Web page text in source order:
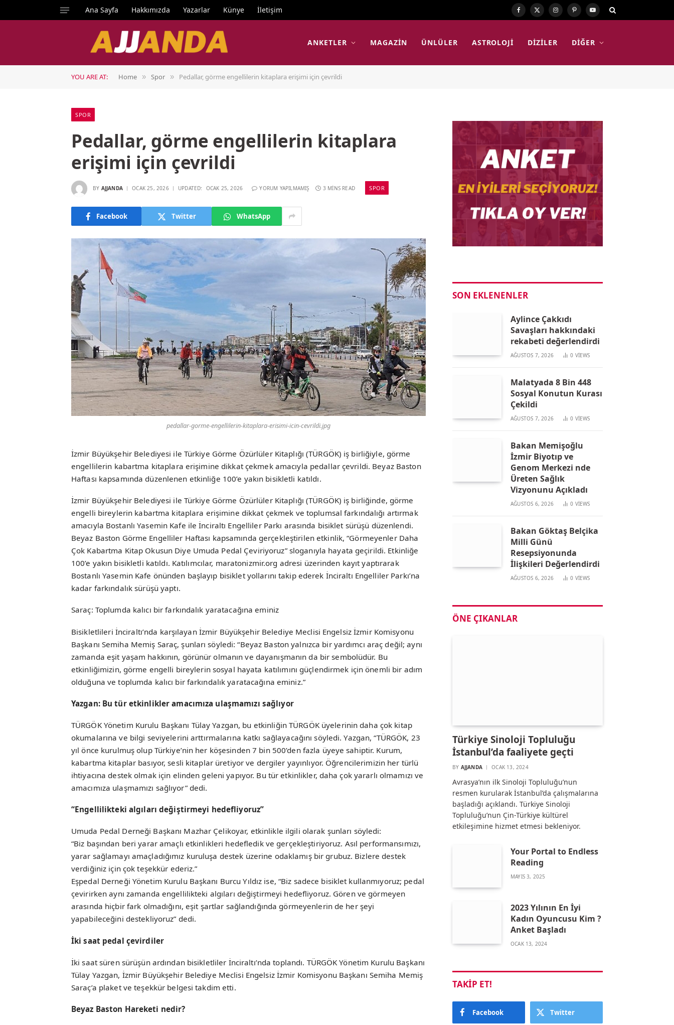
Ana Sayfa Hakkımızda Yazarlar Künye İletişim Facebook
X
Instagram
PinterestYouTube
ANKETLER MAGAZIN ÜNLÜLER ASTROLOJI DIZILER DIĞER
YOU ARE AT: Home » Spor » Pedallar, görme engellilerin kitaplara erişimi için çevrildi
SPOR
Pedallar, görme engellilerin kitaplara
erişimi için çevrildi
BY AJJANDA OCAK 25, 2026 UPDATED: OCAK 25, 2026 YORUM YAPILMAMIŞ 3 MINS READ SPOR
Facebook Twitter WhatsApp
pedallar-gorme-engellilerin-kitaplara-erisimi-icin-cevrildi.jpg
İzmir Büyükşehir Belediyesi ile Türkiye Görme Özürlüler Kitaplığı (TÜRGÖK) iş birliğiyle, görme
engellilerin kabartma kitaplara erişimine dikkat çekmek amacıyla pedallar çevrildi. Beyaz Baston
Haftası kapsamında düzenlenen etkinliğe 100’e yakın bisikletli katıldı.
İzmir Büyükşehir Belediyesi ile Türkiye Görme Özürlüler Kitaplığı (TÜRGÖK) iş birliğinde, görme
engelli bireylerin kabartma kitaplara erişimine dikkat çekmek ve toplumsal farkındalığı artırmak
amacıyla Bostanlı Yasemin Kafe ile İnciraltı Engelliler Parkı arasında bisiklet sürüşü düzenlendi.
Beyaz Baston Görme Engelliler Haftası kapsamında gerçekleştirilen etkinlik, “Görmeyenler Daha
Çok Kabartma Kitap Okusun Diye Umuda Pedal Çeviriyoruz” sloganıyla hayata geçirildi. Etkinliğe
100’e yakın bisikletli katıldı. Katılımcılar, maratonizmir.org adresi üzerinden kayıt yaptırarak
Bostanlı Yasemin Kafe önünden başlayıp bisiklet yollarını takip ederek İnciraltı Engelliler Parkı’na
kadar farkındalık sürüşü yaptı.
Saraç: Toplumda kalıcı bir farkındalık yaratacağına eminiz
Bisikletlileri İnciraltı’nda karşılayan İzmir Büyükşehir Belediye Meclisi Engelsiz İzmir Komisyonu
Başkanı Semiha Memiş Saraç, şunları söyledi: “Beyaz Baston yalnızca bir yardımcı araç değil; aynı
zamanda eşit yaşam hakkının, görünür olmanın ve dayanışmanın da bir sembolüdür. Bu
etkinliğimizin, görme engelli bireylerin sosyal hayata katılımını güçlendirmek için önemli bir adım
olduğuna ve toplumda kalıcı bir farkındalık yaratacağına eminiz.”
Yazgan: Bu tür etkinlikler amacımıza ulaşmamızı sağlıyor
TÜRGÖK Yönetim Kurulu Başkanı Tülay Yazgan, bu etkinliğin TÜRGÖK üyelerinin daha çok kitap
okumalarına ve bilgi seviyelerini arttırmalarına katkı sağlayacağını söyledi. Yazgan, “TÜRGÖK, 23
yıl önce kurulmuş olup Türkiye’nin her köşesinden 7 bin 500’den fazla üyeye sahiptir. Kurum,
kabartma kitaplar basıyor, sesli kitaplar üretiyor ve dergiler yayınlıyor. Öğrencilerimizin her türlü
ihtiyacına destek olmak için elinden geleni yapıyor. Bu tür etkinlikler, daha çok yararlı olmamızı ve
amacımıza ulaşmamızı sağlıyor” dedi.
“Engellilikteki algıları değiştirmeyi hedefliyoruz”
Umuda Pedal Derneği Başkanı Mazhar Çelikoyar, etkinlikle ilgili olarak şunları söyledi:
“Biz başından beri yarar amaçlı etkinlikleri hedefledik ve gerçekleştiriyoruz. Asıl performansımızı,
yarar sağlamayı amaçladığımız kuruluşa destek üzerine odaklamış bir grubuz. Bizlere destek
verdiğiniz için çok teşekkür ederiz.”
Eşpedal Derneği Yönetim Kurulu Başkanı Burcu Yıldız ise, “Biz sadece bisiklet kullanmıyoruz; pedal
çevirirken aynı zamanda engellilikteki algıları değiştirmeyi hedefliyoruz. Gören ve görmeyen
arasında hiçbir fark olmadığını, eşit şartlar sağlandığında görmeyenlerin de her şeyi
yapabileceğini destekliyoruz” dedi.
İki saat pedal çevirdiler
İki saat süren sürüşün ardından bisikletliler İnciraltı’nda toplandı. TÜRGÖK Yönetim Kurulu Başkanı
Tülay Yazgan, İzmir Büyükşehir Belediye Meclisi Engelsiz İzmir Komisyonu Başkanı Semiha Memiş
Saraç’a plaket ve teşekkür belgesi takdim etti.
Beyaz Baston Hareketi nedir?
SON EKLENENLER
Aylince Çakkıdı
Savaşları hakkındaki
rekabeti değerlendirdi
AĞUSTOS 7, 2026 0 VIEWS
Malatyada 8 Bin 448
Sosyal Konutun Kurası
Çekildi
AĞUSTOS 7, 2026 0 VIEWS
Bakan Memişoğlu
İzmir Biyotıp ve
Genom Merkezi nde
Üreten Sağlık
Vizyonunu Açıkladı
AĞUSTOS 6, 2026 0 VIEWS
Bakan Göktaş Belçika
Milli Günü
Resepsiyonunda
İlişkileri Değerlendirdi
AĞUSTOS 6, 2026 0 VIEWS
ÖNE ÇIKANLAR
Türkiye Sinoloji Topluluğu
İstanbul’da faaliyete geçti
BY AJJANDA OCAK 13, 2024
Avrasya’nın ilk Sinoloji Topluluğu’nun
resmen kurularak İstanbul’da çalışmalarına
başladığı açıklandı. Türkiye Sinoloji
Topluluğu’nun Çin-Türkiye kültürel
etkileşimine hizmet etmesi bekleniyor.
Your Portal to Endless
Reading
MAYIS 3, 2025
2023 Yılının En İyi
Kadın Oyuncusu Kim ?
Anket Başladı
OCAK 13, 2024
TAKIP ET!
Facebook Twitter